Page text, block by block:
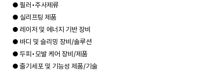
● 필러•주사제류
● 실리프팅 제품
● 레이저 및 에너지 기반 장비
● 바디 및 슬리밍 장비/솔루션
● 두피•모발 케어 장비/제품
● 줄기세포 및 기능성 제품/기술